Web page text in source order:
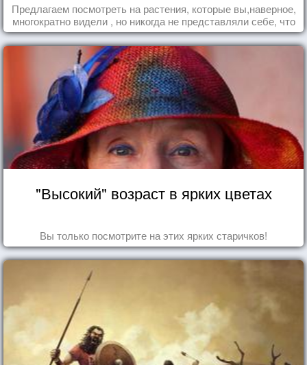
Предлагаем посмотреть на растения, которые вы,наверное,
многократно видели , но никогда не представляли себе, что
употребляете их в пищу.
"Высокий" возраст в ярких цветах
Вы только посмотрите на этих ярких старичков!